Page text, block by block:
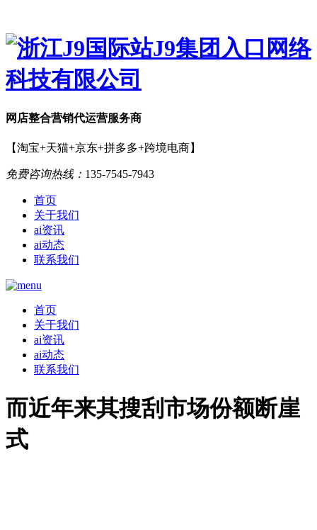
网店整合营销代运营服务商
【淘宝+天猫+京东+拼多多+跨境电商】
免费咨询热线： 135-7545-7943
首页
关于我们
ai资讯
ai动态
联系我们
首页
关于我们
ai资讯
ai动态
联系我们
而近年来其搜刮市场份额断崖
式